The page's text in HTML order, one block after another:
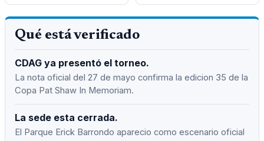
Qué está verificado
CDAG ya presentó el torneo.
La nota oficial del 27 de mayo confirma la edicion 35 de la
Copa Pat Shaw In Memoriam.
La sede esta cerrada.
El Parque Erick Barrondo aparecio como escenario oficial